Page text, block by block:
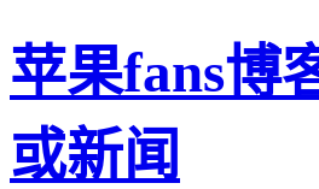
苹果fans博
或新闻